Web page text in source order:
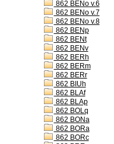
862 BENo v.6
862 BENo v.7
862 BENo v.8
862 BENp
862 BENt
862 BENv
862 BERh
862 BERm
862 BERr
862 BIUh
862 BLAf
862 BLAp
862 BOLq
862 BONa
862 BORa
862 BORc